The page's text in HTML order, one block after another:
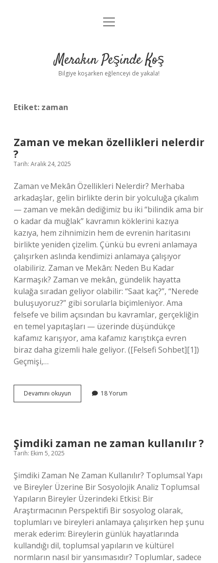
Anasayfa
Yasal Uyarı
menüyü
Merakın Peşinde Koş
Bilgiye koşarken eğlenceyi de yakala!
Etiket: zaman
Zaman ve mekan özellikleri nelerdir
?
Tarih: Aralık 24, 2025
Zaman ve Mekân Özellikleri Nelerdir? Merhaba
arkadaşlar, gelin birlikte derin bir yolculuğa çıkalım
— zaman ve mekân dediğimiz bu iki “bilindik ama bir
o kadar da muğlak” kavramın köklerini kazıya
kazıya, hem zihnimizin hem de evrenin haritasını
birlikte yeniden çizelim. Çünkü bu evreni anlamaya
çalışırken aslında kendimizi anlamaya çalışıyor
olabiliriz. Zaman ve Mekân: Neden Bu Kadar
Karmaşık? Zaman ve mekân, gündelik hayatta
kulağa sıradan geliyor olabilir: “Saat kaç?”, “Nerede
buluşuyoruz?” gibi sorularla biçimleniyor. Ama
felsefe ve bilim açısından bu kavramlar, gerçekliğin
en temel yapıtaşları — üzerinde düşündükçe
kafamız karışıyor, ama kafamız karıştıkça evren
biraz daha gizemli hale geliyor. ([Felsefi Sohbet][1])
Geçmişi,…
Devamını okuyun
ve
18 Yorum
Şimdiki zaman ne zaman kullanılır ?
Tarih: Ekim 5, 2025
Şimdiki Zaman Ne Zaman Kullanılır? Toplumsal Yapı
ve Bireyler Üzerine Bir Sosyolojik Analiz Toplumsal
Yapıların Bireyler Üzerindeki Etkisi: Bir
Araştırmacının Perspektifi Bir sosyolog olarak,
toplumları ve bireyleri anlamaya çalışırken hep şunu
merak ederim: Bireylerin günlük hayatlarında
kullandığı dil, toplumsal yapıların ve kültürel
normların nasıl bir yansımasıdır? Toplumlar, sadece